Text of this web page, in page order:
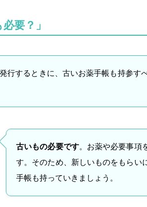
要？」
行するときに、古いお薬手帳も持参す
古いもの必要です。お薬や必要事項
す。そのため、新しいものをもらい
手帳も持っていきましょう。